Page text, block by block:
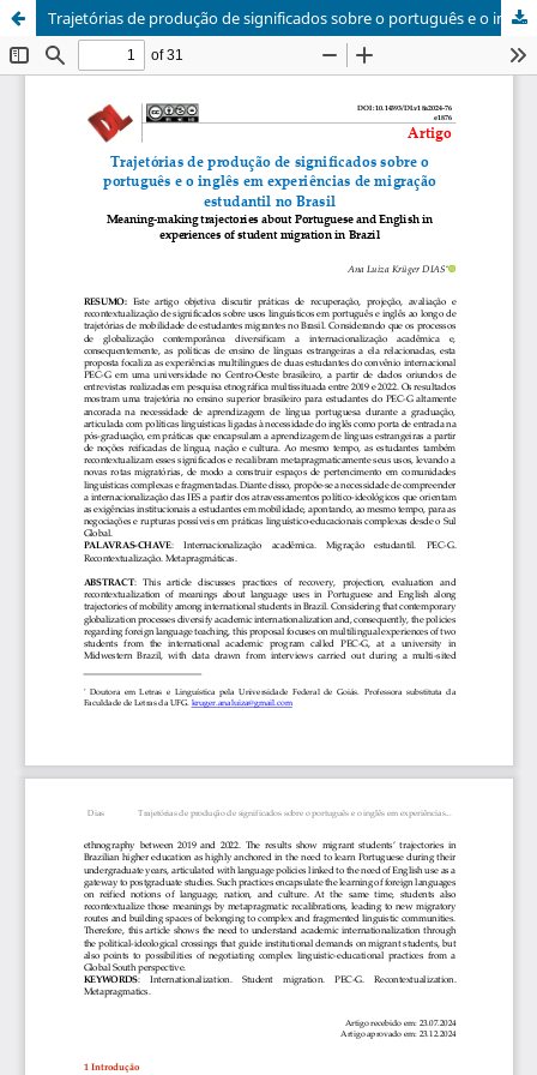
Trajetórias de produção de significados sobre o português e o inglês em experiências de migração estudantil no Brasil